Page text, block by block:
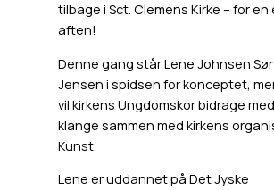
tilbage i Sct. Clemens Kirke – for en
aften!
Denne gang står Lene Johnsen
Jensen i spidsen for konceptet,
vil kirkens Ungdomskor bidrage
klange sammen med kirkens
Kunst.
Lene er uddannet på Det Jyske